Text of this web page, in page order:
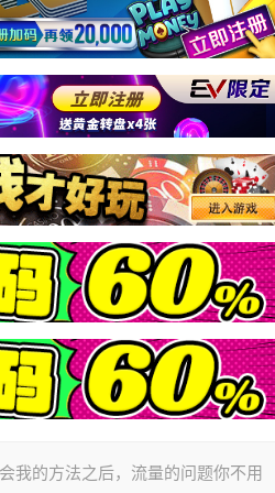
我的方法之后，流量的问题你不用